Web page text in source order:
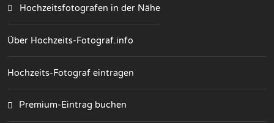
Hochzeitsfotografen in der Nähe
Über Hochzeits-Fotograf.info
Hochzeits-Fotograf eintragen
Premium-Eintrag buchen